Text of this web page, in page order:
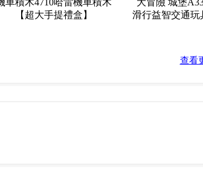
碼兒童大容量可進可出 ZY02
3-852-1智慧感應計數密碼鎖
變形 K65數
(一盒
查看